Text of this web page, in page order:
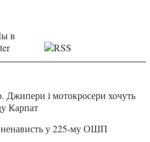
Джипери і мотокросери хочуть
Карпат
ненависть у 225-му ОШП